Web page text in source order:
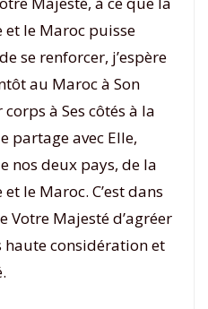
et le Maroc puisse
se renforcer, j’espère
au Maroc à Son
à Ses côtés à la
partage avec Elle,
nos deux pays, de la
le Maroc. C’est dans
Votre Majesté d’agréer
haute considération et